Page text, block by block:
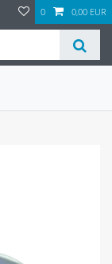
0 0,00 EUR